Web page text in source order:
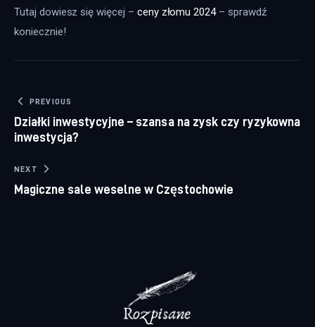
Tutaj dowiesz się więcej – ceny złomu 2024 – sprawdź
koniecznie!
Nawigacja wpisu
PREVIOUS
Działki inwestycyjne – szansa na zysk czy ryzykowna
inwestycja?
NEXT
Magiczne sale weselne w Częstochowie